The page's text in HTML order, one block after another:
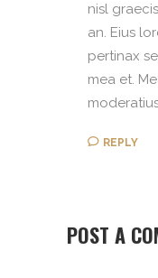
nisl
an. Eius
pertinax
mea et.
REPLY
POST A